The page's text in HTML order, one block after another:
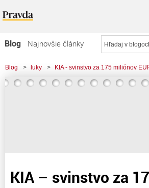
Blog
Najnovšie články
Najčítanejšie články
Najkomentovanejšie články
Blog > luky > KIA - svinstvo za 175 miliónov
KIA – svinstvo za